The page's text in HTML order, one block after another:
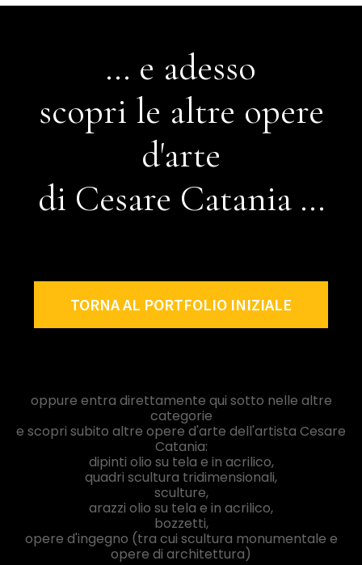
... e adesso
scopri le altre opere
d'arte
di Cesare Catania ...
TORNA AL PORTFOLIO INIZIALE
oppure entra direttamente qui sotto nelle altre
categorie
e scopri subito altre opere d'arte dell'artista Cesare
Catania:
dipinti olio su tela e in acrilico,
quadri scultura tridimensionali,
sculture,
arazzi olio su tela e in acrilico,
bozzetti,
opere d'ingegno (tra cui scultura monumentale e
opere di architettura)